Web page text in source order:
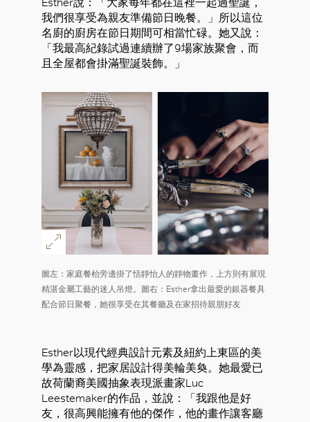
我們很享受為親友準備節日晚餐。」所以這位
名廚的廚房在節日期間可相當忙碌。她又說：
「我最高紀錄試過連續辦了9場家族聚會，而
且全屋都會掛滿聖誕裝飾。」
圖左：家庭餐枱旁邊掛了恬靜怡人的靜物畫作，上方則有展現
精湛金屬工藝的迷人吊燈。圖右：Esther拿出最愛的銀器餐具
配合節日聚餐，她很享受在其餐廳及在家招待親朋好友
Esther以現代經典設計元素及紐約上東區的美
學為靈感，把家居設計得美輪美奐。她最愛已
故荷蘭裔美國抽象表現派畫家Luc
Leestemaker的作品，並說：「我跟他是好
友，很高興能擁有他的傑作，他的畫作讓客廳
好